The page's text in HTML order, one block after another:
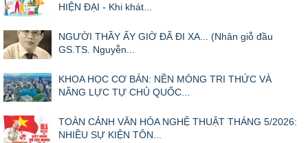
HIỆN ĐẠI - Khi khát...
NGƯỜI THẦY ẤY GIỜ ĐÃ ĐI XA... (Nhân giỗ đầu
GS.TS. Nguyễn...
KHOA HỌC CƠ BẢN: NỀN MÓNG TRI THỨC VÀ
NĂNG LỰC TỰ CHỦ QUỐC...
TOÀN CẢNH VĂN HÓA NGHỆ THUẬT THÁNG 5/2026:
NHIỀU SỰ KIỆN TÔN...